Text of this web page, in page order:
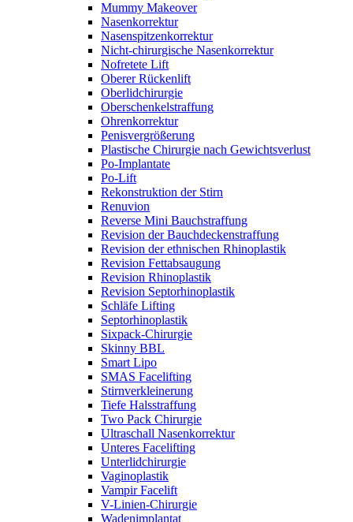
Mummy Makeover
Nasenkorrektur
Nasenspitzenkorrektur
Nicht-chirurgische Nasenkorrektur
Nofretete Lift
Oberer Rückenlift
Oberlidchirurgie
Oberschenkelstraffung
Ohrenkorrektur
Penisvergrößerung
Plastische Chirurgie nach Gewichtsverlust
Po-Implantate
Po-Lift
Rekonstruktion der Stirn
Renuvion
Reverse Mini Bauchstraffung
Revision der Bauchdeckenstraffung
Revision der ethnischen Rhinoplastik
Revision Fettabsaugung
Revision Rhinoplastik
Revision Septorhinoplastik
Schläfe Lifting
Septorhinoplastik
Sixpack-Chirurgie
Skinny BBL
Smart Lipo
SMAS Facelifting
Stirnverkleinerung
Tiefe Halsstraffung
Two Pack Chirurgie
Ultraschall Nasenkorrektur
Unteres Facelifting
Unterlidchirurgie
Vaginoplastik
Vampir Facelift
V-Linien-Chirurgie
Wadenimplantat